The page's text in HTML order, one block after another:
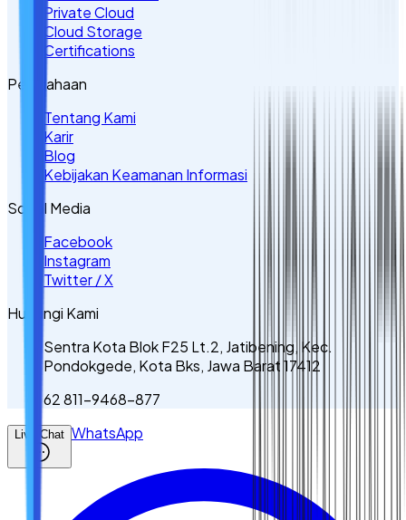
Private Cloud
Cloud Storage
Certifications
Perusahaan
Tentang Kami
Karir
Blog
Kebijakan Keamanan Informasi
Sosial Media
Facebook
Instagram
Twitter / X
Hubungi Kami
Sentra Kota Blok F25 Lt.2, Jatibening, Kec.
Pondokgede, Kota Bks, Jawa Barat 17412
62 811-9468-877
Live Chat WhatsApp